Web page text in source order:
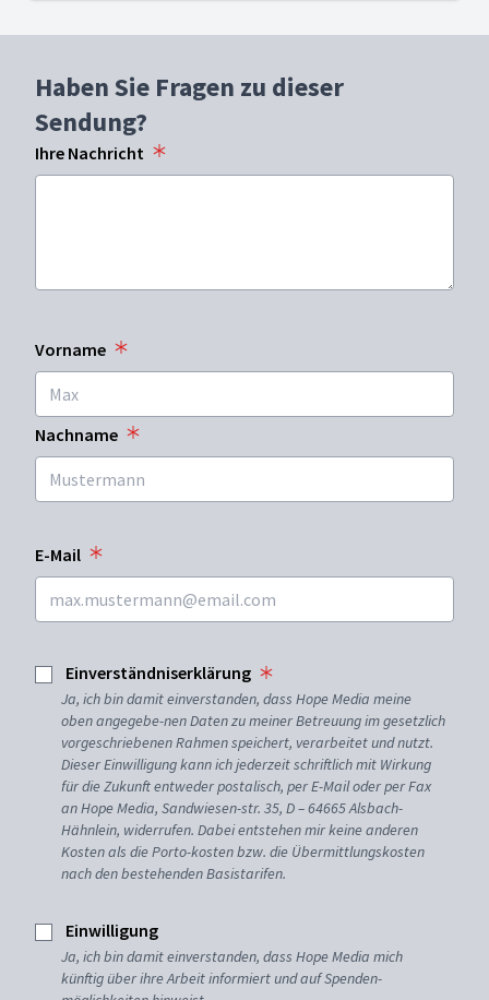
Haben Sie Fragen zu dieser
Sendung?
Ihre Nachricht
Vorname
Nachname
E-Mail
Einverständniserklärung
Ja, ich bin damit einverstanden, dass Hope Media meine
oben angegebe-nen Daten zu meiner Betreuung im gesetzlich
vorgeschriebenen Rahmen speichert, verarbeitet und nutzt.
Dieser Einwilligung kann ich jederzeit schriftlich mit Wirkung
für die Zukunft entweder postalisch, per E-Mail oder per Fax
an Hope Media, Sandwiesen-str. 35, D – 64665 Alsbach-
Hähnlein, widerrufen. Dabei entstehen mir keine anderen
Kosten als die Porto-kosten bzw. die Übermittlungskosten
nach den bestehenden Basistarifen.
Einwilligung
Ja, ich bin damit einverstanden, dass Hope Media mich
künftig über ihre Arbeit informiert und auf Spenden-